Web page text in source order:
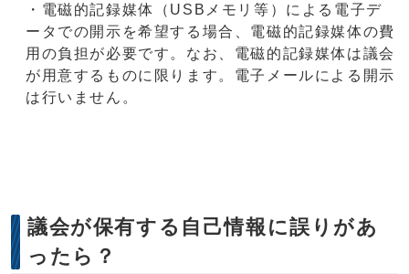
・電磁的記録媒体（USBメモリ等）による電子デ
ータでの開示を希望する場合、電磁的記録媒体の費
用の負担が必要です。なお、電磁的記録媒体は議会
が用意するものに限ります。電子メールによる開示
は行いません。
議会が保有する自己情報に誤りがあ
ったら？